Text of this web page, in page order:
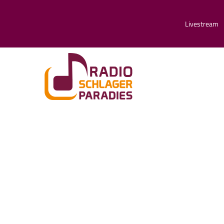
Livestream